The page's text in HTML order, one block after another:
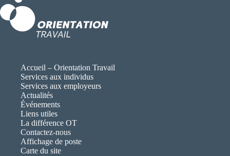
Accueil – Orientation Travail
Services aux individus
Services aux employeurs
Actualités
Événements
Liens utiles
La différence OT
Contactez-nous
Affichage de poste
Carte du site